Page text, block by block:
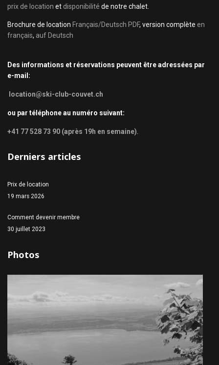
prix de location et disponibilité de notre chalet.
Brochure de location Français/Deutsch PDF, version complète en
français, auf Deutsch
Des informations et réservations peuvent être adressées par
e-mail:
location@ski-club-couvet.ch
ou par téléphone au numéro suivant:
+41 77 528 73 90 (après 19h en semaine)
Derniers articles
Prix de location
19 mars 2026
Comment devenir membre
30 juillet 2023
Photos